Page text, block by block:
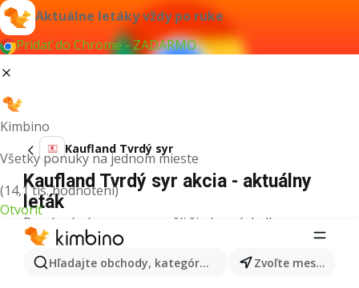
Aktuálne letáky vždy po ruke
Pridať do Chrome - ZADARMO
Kimbino
Všetky ponuky na jednom mieste
(14,1 tis. hodnotení)
Otvoriť
Hľadajte obchody, kategórie, produkty... Zvoľte mesto
Kaufland Tvrdý syr
Kaufland Tvrdý syr akcia - aktuálny
leták
Pre daný výraz sme nenašli žiadne výsledky.
Ďalšie produkty v obchodoch
Kaufland